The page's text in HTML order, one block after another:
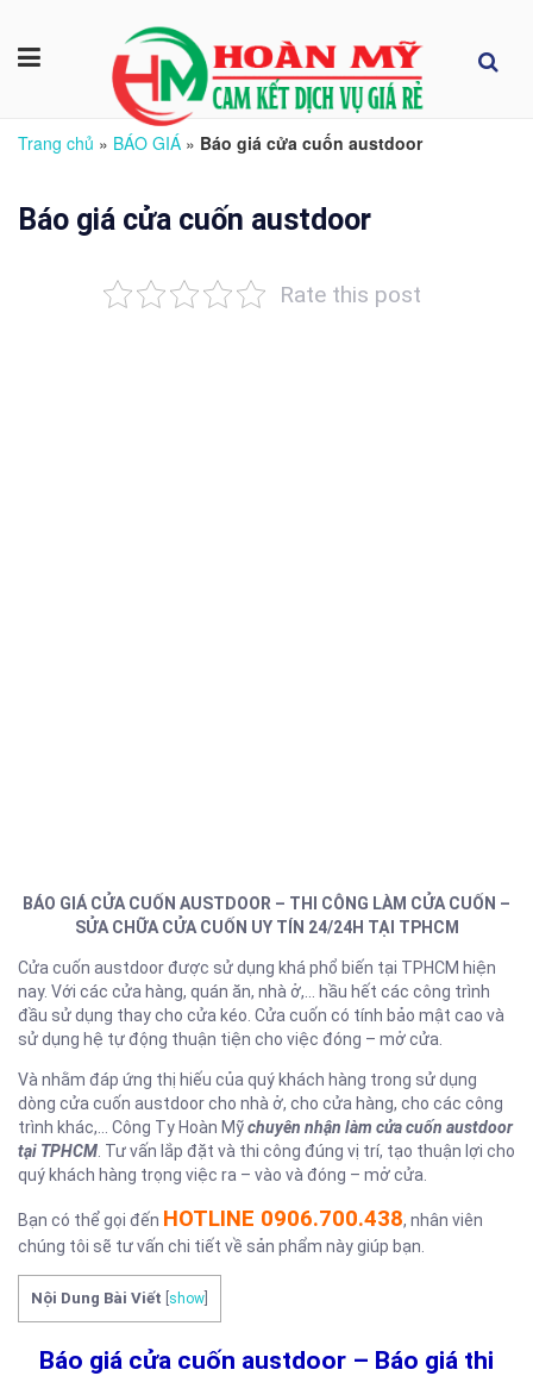
Trang chủ » BÁO GIÁ » Báo giá cửa cuốn austdoor
Báo giá cửa cuốn austdoor
Rate this post
BÁO GIÁ CỬA CUỐN AUSTDOOR – THI CÔNG LÀM CỬA CUỐN –
SỬA CHỮA CỬA CUỐN UY TÍN 24/24H TẠI TPHCM
Cửa cuốn austdoor được sử dụng khá phổ biến tại TPHCM hiện
nay. Với các cửa hàng, quán ăn, nhà ở,… hầu hết các công trình
đầu sử dụng thay cho cửa kéo. Cửa cuốn có tính bảo mật cao và
sử dụng hệ tự động thuận tiện cho việc đóng – mở cửa.
Và nhằm đáp ứng thị hiếu của quý khách hàng trong sử dụng
dòng cửa cuốn austdoor cho nhà ở, cho cửa hàng, cho các công
trình khác,… Công Ty Hoàn Mỹchuyên nhận làm cửa cuốn austdoor
tại TPHCM . Tư vấn lắp đặt và thi công đúng vị trí, tạo thuận lợi cho
quý khách hàng trọng việc ra – vào và đóng – mở cửa.
Bạn có thể gọi đến HOTLINE 0906.700.438, nhân viên
chúng tôi sẽ tư vấn chi tiết về sản phẩm này giúp bạn.
Nội Dung Bài Viết show
Báo giá cửa cuốn austdoor – Báo giá thi